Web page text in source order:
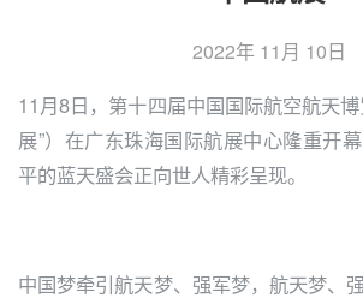
2022年 11月 10日
11月8日，第十四届中国国际航空航天
展”）在广东珠海国际航展中心隆重开
平的蓝天盛会正向世人精彩呈现。
中国梦牵引航天梦、强军梦，航天梦、